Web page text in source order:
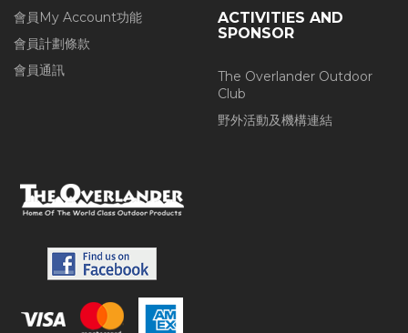
會員My Account功能
會員計劃條款
會員通訊
ACTIVITIES AND
SPONSOR
The Overlander Outdoor
Club
野外活動及機構連結